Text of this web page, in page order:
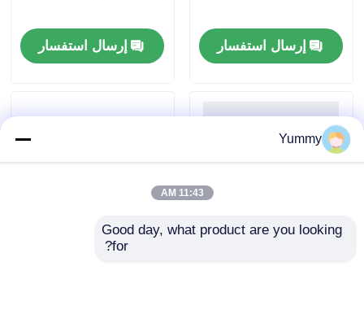
إرسال استفسار إرسال استفسار
Yummy
11:43 AM
Good day, what product are you looking
for?